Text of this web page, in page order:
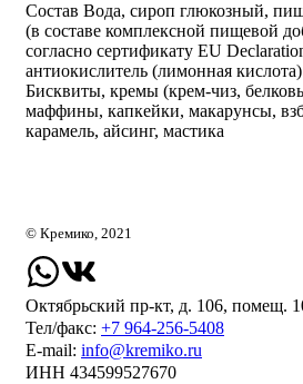
Состав Вода, сироп глюкозный,
(в составе комплексной пищевой
согласно сертификату EU
антиокислитель (лимонная
Бисквиты, кремы (крем-чиз,
маффины, капкейки, макарунсы,
карамель, айсинг, мастика
© Кремико, 2021
Октябрьский пр-кт, д. 106, помещ.
Тел/факс: +7 964-256-5408
Е-mail: info@kremiko.ru
ИНН 434599527670